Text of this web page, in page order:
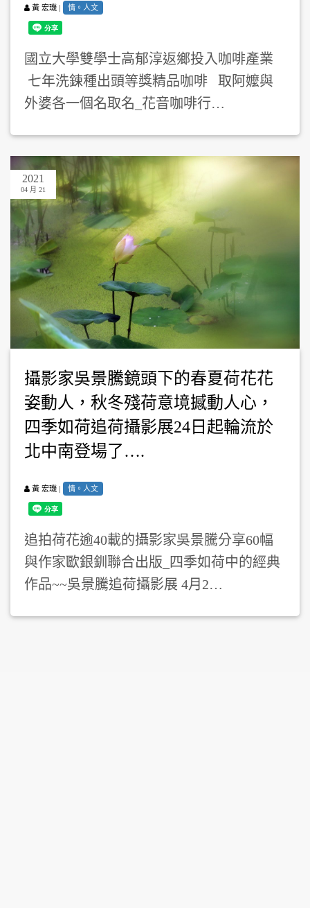
黃 宏璣 | 情。人文
國立大學雙學士高郁淳返鄉投入咖啡產業
七年洗鍊種出頭等獎精品咖啡 取阿嬤與
外婆各一個名取名_花音咖啡行…
2021
04 月 21
攝影家吳景騰鏡頭下的春夏荷花花
姿動人，秋冬殘荷意境撼動人心，
四季如荷追荷攝影展24日起輪流於
北中南登場了….
黃 宏璣 | 情。人文
追拍荷花逾40載的攝影家吳景騰分享60幅
與作家歐銀釧聯合出版_四季如荷中的經典
作品~~吳景騰追荷攝影展 4月2…